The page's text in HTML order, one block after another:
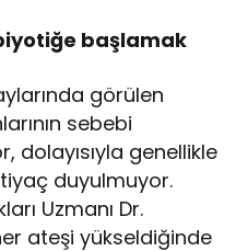
başlamak
görülen
sebebi
dolayısıyla genellikle
duyulmuyor.
Uzmanı Dr.
ateşi yükseldiğinde